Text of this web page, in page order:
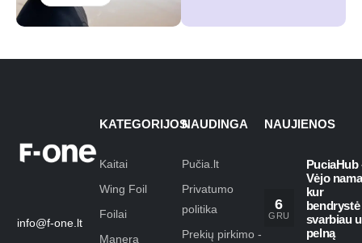
info@f-one.lt
KATEGORIJOS
Kaitai
Wing Foil
Foilai
Manera
NAUDINGA
Pučia.lt
Privatumo
politika
Prekių pirkimo -
NAUJIENOS
6
GRU
PuciaHub
Vėjo
kur
bendrystė
svarbiau
pelną